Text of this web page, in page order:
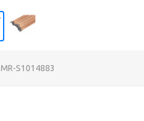
MR-S1014883